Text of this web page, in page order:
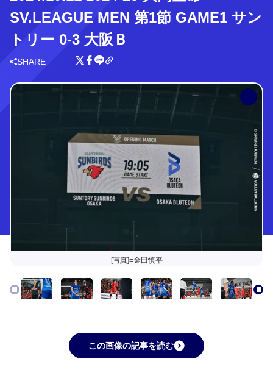
SV.LEAGUE MEN 第1節 GAME1 サン
トリー 0-3 大阪Ｂ
SHARE
[写真]=金田慎平
この画像の記事を読む